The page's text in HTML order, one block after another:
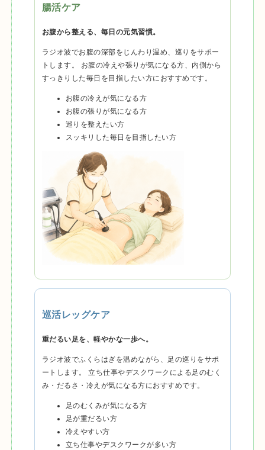
腸活ケア
お腹から整える、毎日の元気習慣。
ラジオ波でお腹の深部をじんわり温め、巡りをサポー
トします。 お腹の冷えや張りが気になる方、内側から
すっきりした毎日を目指したい方におすすめです。
お腹の冷えが気になる方
お腹の張りが気になる方
巡りを整えたい方
スッキリした毎日を目指したい方
巡活レッグケア
重だるい足を、軽やかな一歩へ。
ラジオ波でふくらはぎを温めながら、足の巡りをサポ
ートします。 立ち仕事やデスクワークによる足のむく
み・だるさ・冷えが気になる方におすすめです。
足のむくみが気になる方
足が重だるい方
冷えやすい方
立ち仕事やデスクワークが多い方